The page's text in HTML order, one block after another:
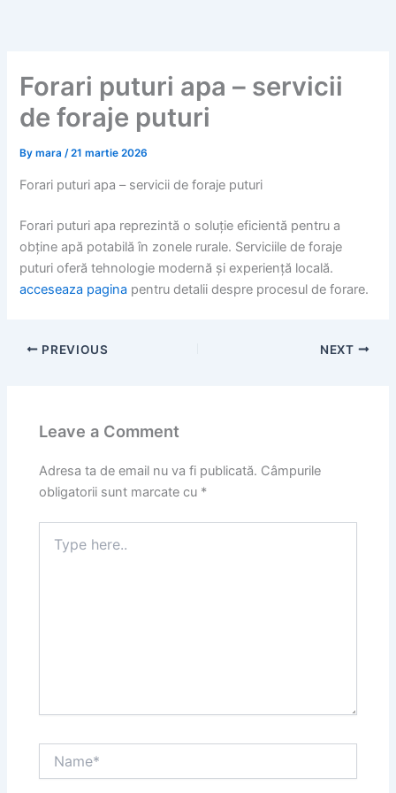
Forari puturi apa – servicii
de foraje puturi
Bymara/21 martie 2026
Forari puturi apa – servicii de foraje puturi
Forari puturi apa reprezintă o soluție eficientă pentru a
obține apă potabilă în zonele rurale. Serviciile de foraje
puturi oferă tehnologie modernă și experiență locală.
acceseaza pagina pentru detalii despre procesul de forare.
PREVIOUS NEXT
Leave a Comment
Adresa ta de email nu va fi publicată. Câmpurile
obligatorii sunt marcate cu *
here..